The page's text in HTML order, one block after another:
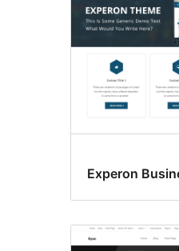
Experon